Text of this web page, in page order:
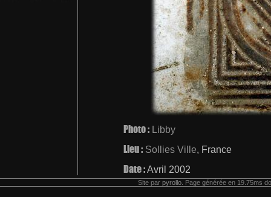
Photo : Libby
Lieu : Sollies Ville, France
Date :Avril 2002
Site par pyrollo . Page générée en 19.75ms